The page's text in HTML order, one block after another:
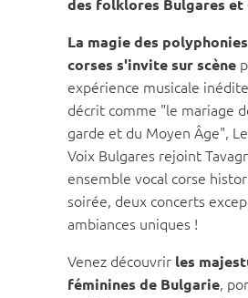
des folklores Bulgares et
La magie des
corses s'invite sur scène
expérience musicale
décrit comme "le mariage
garde et du Moyen Âge",
Voix Bulgares rejoint
ensemble vocal corse
soirée, deux concerts
ambiances uniques !
Venez découvrir les
féminines de Bulgarie,